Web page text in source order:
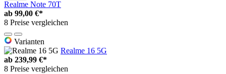
Realme Note 70T
ab 99,00 €*
8 Preise vergleichen
Varianten
Realme 16 5G
ab 239,99 €*
8 Preise vergleichen